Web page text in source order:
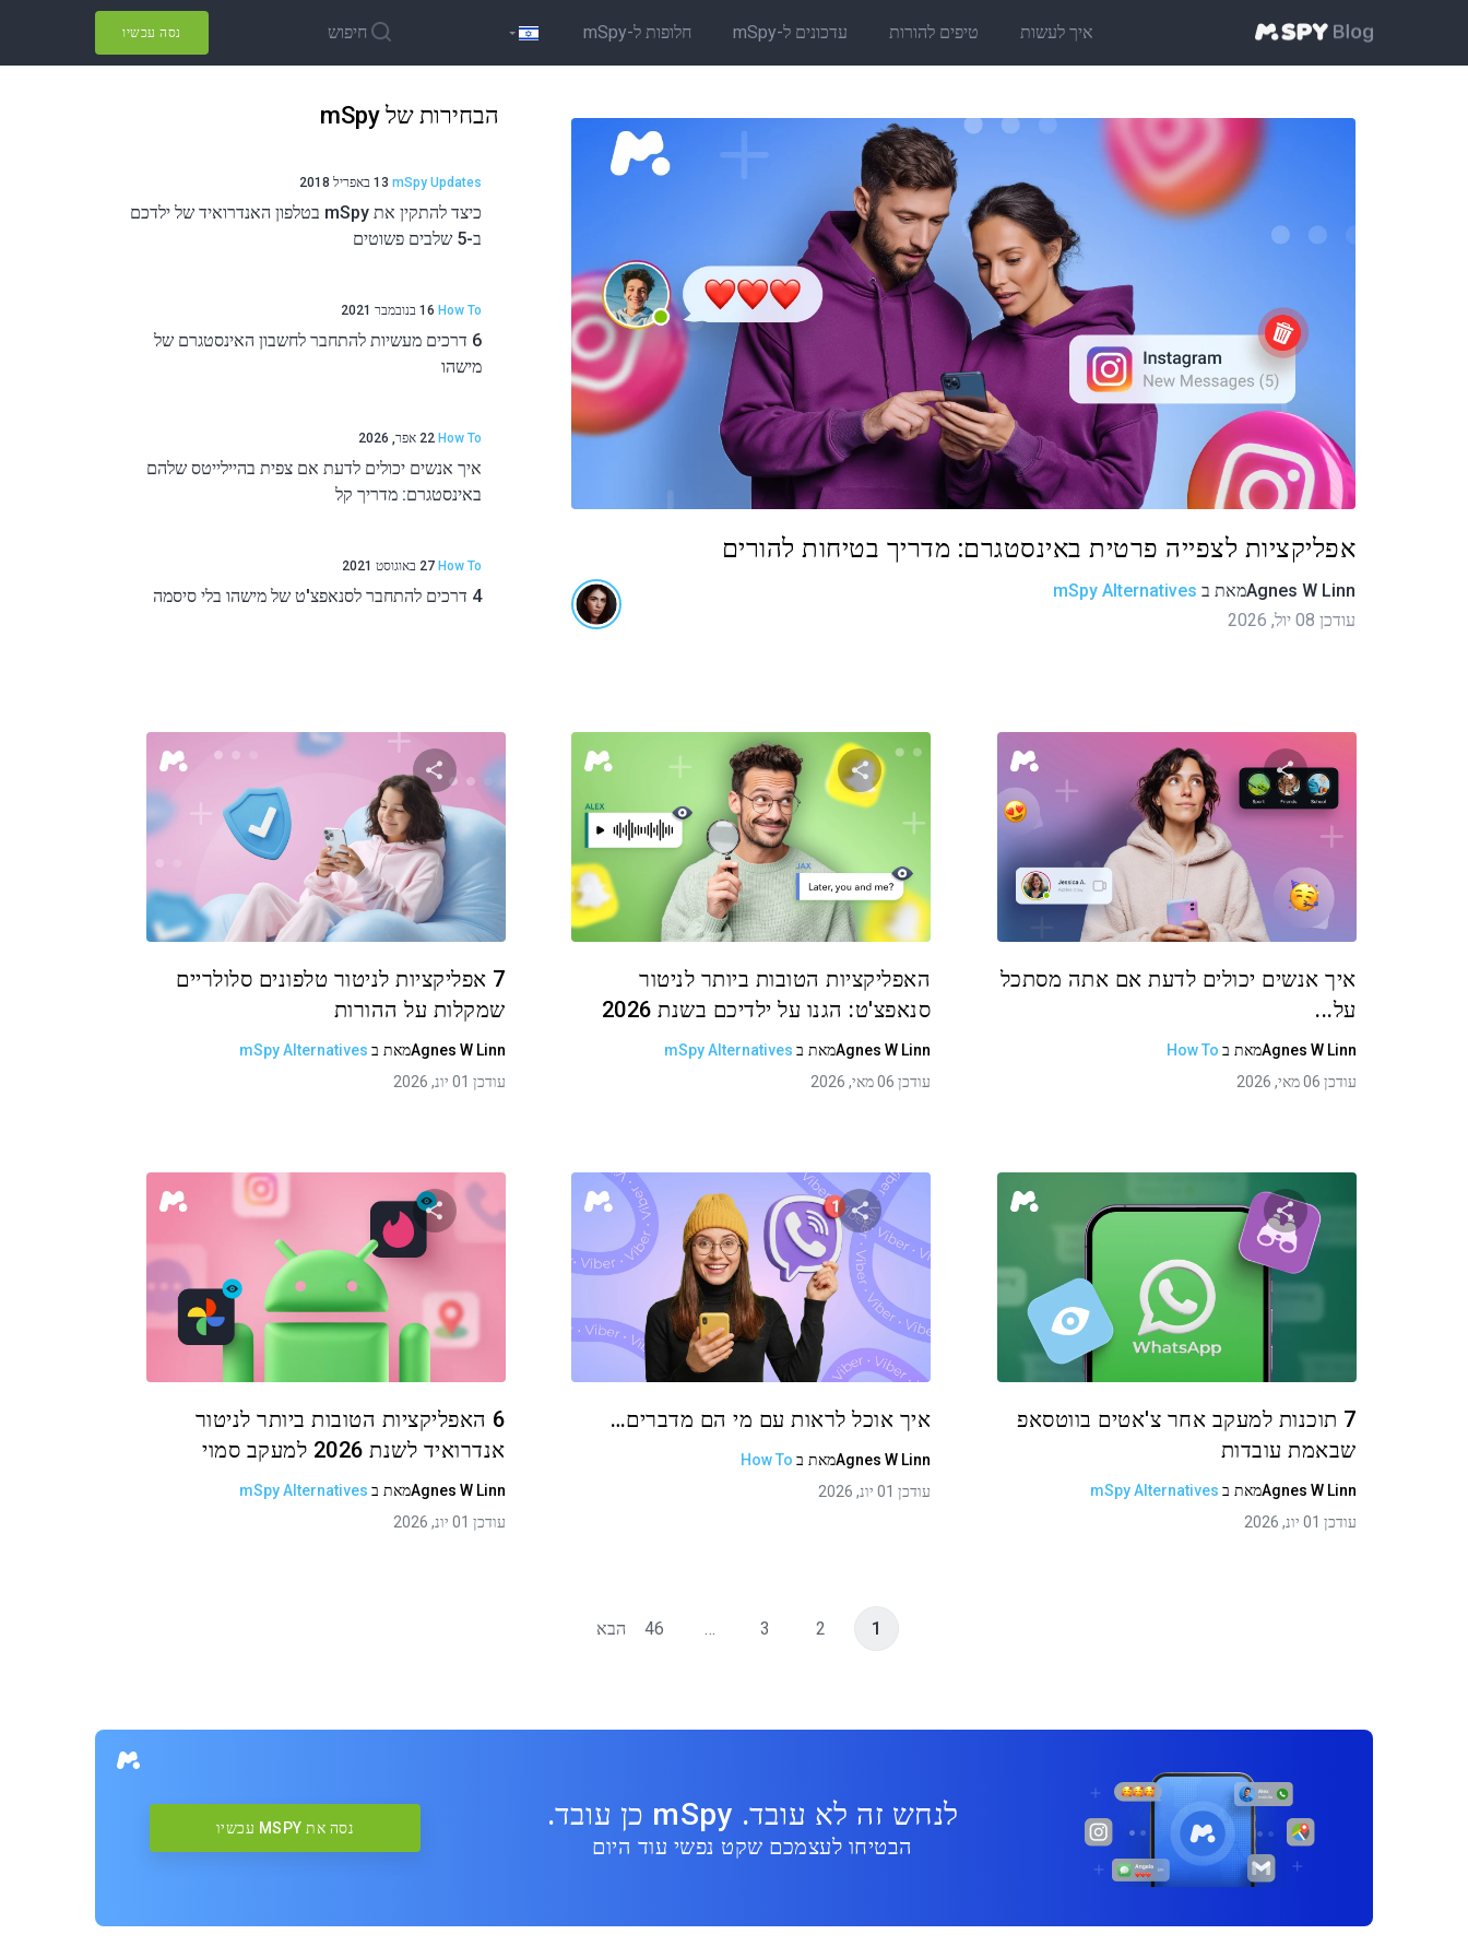
איך לעשות טיפים להורות עדכונים ל-mSpy חלופות ל-mSpy חיפוש נסה עכשיו
אפליקציות לצפייה פרטית באינסטגרם: מדריך בטיחות להורים
Agnes W Linnמאת ב mSpy Alternatives
עודכן 08 יול, 2026
הבחירות של mSpy
mSpy Updates 13 באפריל 2018
כיצד להתקין את mSpy בטלפון האנדרואיד של ילדכם
ב-5 שלבים פשוטים
How To 16 בנובמבר 2021
6 דרכים מעשיות להתחבר לחשבון האינסטגרם של
מישהו
How To 22 אפר, 2026
איך אנשים יכולים לדעת אם צפית בהיילייטס שלהם
באינסטגרם: מדריך קל
How To 27 באוגוסט 2021
4 דרכים להתחבר לסנאפצ'ט של מישהו בלי סיסמה
שתף מאמר זה
טוויטר פייסבוק העתקת קישור
איך אנשים יכולים לדעת אם אתה מסתכל
על...
Agnes W Linnמאת ב How To
עודכן 06 מאי, 2026
שתף מאמר זה
טוויטר פייסבוק העתקת קישור
האפליקציות הטובות ביותר לניטור
סנאפצ'ט: הגנו על ילדיכם בשנת 2026
Agnes W Linnמאת ב mSpy Alternatives
עודכן 06 מאי, 2026
שתף מאמר זה
טוויטר פייסבוק העתקת קישור
7 אפליקציות לניטור טלפונים סלולריים
שמקלות על ההורות
Agnes W Linnמאת ב mSpy Alternatives
עודכן 01 יונ, 2026
שתף מאמר זה
פייסבוק העתקת קישור
7 תוכנות למעקב אחר צ'אטים בווטסאפ
שבאמת עובדות
Agnes W Linnמאת ב mSpy Alternatives
עודכן 01 יונ, 2026
שתף מאמר זה
טוויטר פייסבוק העתקת קישור
איך אוכל לראות עם מי הם מדברים…
Agnes W Linnמאת ב How To
עודכן 01 יונ, 2026
שתף מאמר זה
העתקת קישור
6 האפליקציות הטובות ביותר לניטור
אנדרואיד לשנת 2026 למעקב סמוי
Agnes W Linnמאת ב mSpy Alternatives
עודכן 01 יונ, 2026
1
2
3
…
46 הבא
לנחש זה לא עובד. mSpy כן עובד.
הבטיחו לעצמכם שקט נפשי עוד היום
נסה את MSPY עכשיו